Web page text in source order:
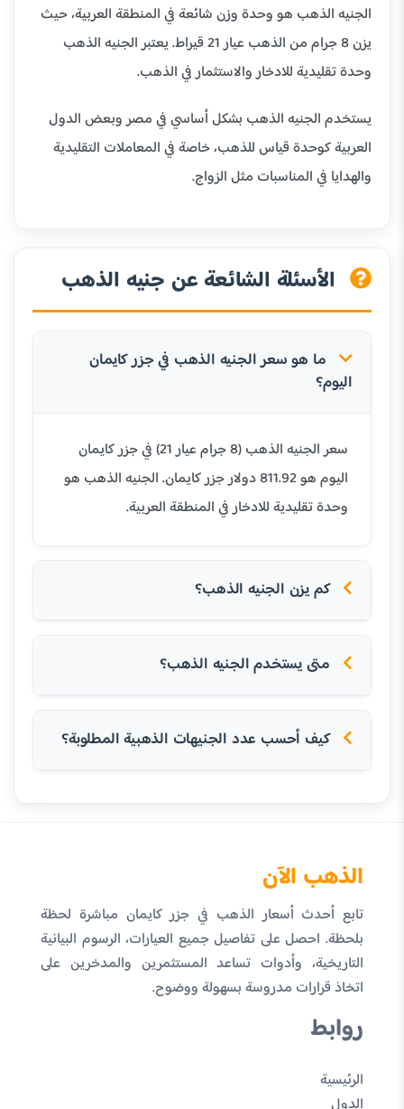
الجنيه الذهب هو وحدة وزن شائعة في المنطقة العربية، حيث
يزن 8 جرام من الذهب عيار 21 قيراط. يعتبر الجنيه الذهب
وحدة تقليدية للادخار والاستثمار في الذهب.
يستخدم الجنيه الذهب بشكل أساسي في مصر وبعض الدول
العربية كوحدة قياس للذهب، خاصة في المعاملات التقليدية
والهدايا في المناسبات مثل الزواج.
الأسئلة الشائعة عن جنيه الذهب
ما هو سعر الجنيه الذهب في جزر كايمان
اليوم؟
سعر الجنيه الذهب (8 جرام عيار 21) في جزر كايمان
اليوم هو 811.92 دولار جزر كايمان. الجنيه الذهب هو
وحدة تقليدية للادخار في المنطقة العربية.
كم يزن الجنيه الذهب؟
متى يستخدم الجنيه الذهب؟
كيف أحسب عدد الجنيهات الذهبية المطلوبة؟
الذهب الآن
تابع أحدث أسعار الذهب في جزر كايمان مباشرة لحظة
بلحظة. احصل على تفاصيل جميع العيارات، الرسوم البيانية
التاريخية، وأدوات تساعد المستثمرين والمدخرين على
اتخاذ قرارات مدروسة بسهولة ووضوح.
روابط
الرئيسية